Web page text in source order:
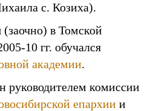
с. Козиха).
(заочно) в Томской
10 гг. обучался
академии.
руководителем комиссии
епархии и